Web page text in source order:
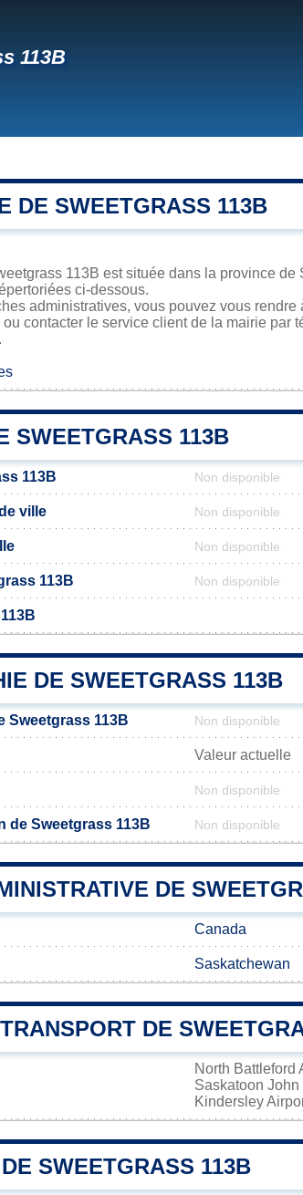
113B
DE SWEETGRASS 113B
113B est située dans la province
ci-dessous.
administratives, vous pouvez vous
contacter le service client de la mairie par
SWEETGRASS 113B
113B Non disponible
ville Non disponible
Non disponible
113B Non disponible
DE SWEETGRASS 113B
Sweetgrass 113B Non disponible
Valeur actuelle
Non disponible
de Sweetgrass 113B Non disponible
DE
Canada
Saskatchewan
DE
North Battleford
Saskatoon
Kindersley
SWEETGRASS 113B